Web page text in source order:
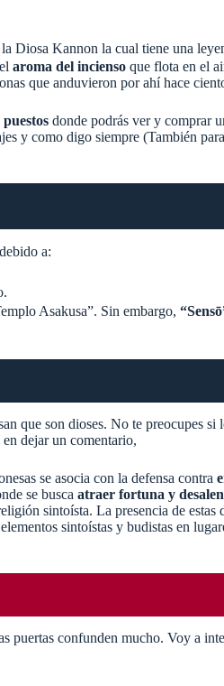
la Diosa Kannon la cual tiene una
aroma del incienso que flota en el
que anduvieron por ahí hace
donde podrás ver y comprar
y como digo siempre (También
a:
Asakusa”. Sin embargo,
son dioses. No te preocupes si
dejar un comentario,
se asocia con la defensa contra
se busca atraer fortuna y
sintoísta. La presencia de
sintoístas y budistas en
puertas confunden mucho. Voy a